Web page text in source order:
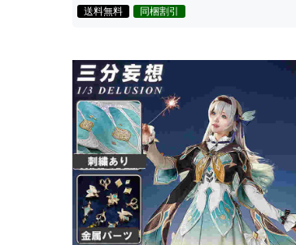
送料無料
同梱割引